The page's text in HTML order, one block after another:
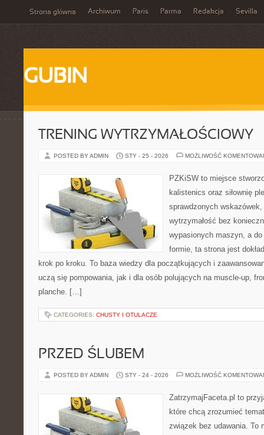
Strona główna Archiwum Paris Parma Redakcja Sevilla
GUBIN
TRENING WYTRZYMAŁOŚCIOWY
POSTED BY ADMIN STY - 25 - 2026 MOŻLIWOŚĆ
PZKiSW to miejsce
kalistenics oraz siłownię
sprawdzonych
wytrzymałość bez
wypasionych maszyn, a
formie, ta strona jest
krok po kroku. To baza wiedzy dla początkujących i
uczą się pompowania, jak i dla osób polujących na muscle-up,
planche. […]
CATEGORIES: CHUSTY I OTULACZE
PRZED ŚLUBEM
POSTED BY ADMIN STY - 24 - 2026 MOŻLIWOŚĆ
ZatrzymajFaceta.pl to
które chcą zrozumieć
związek bez udawania. To